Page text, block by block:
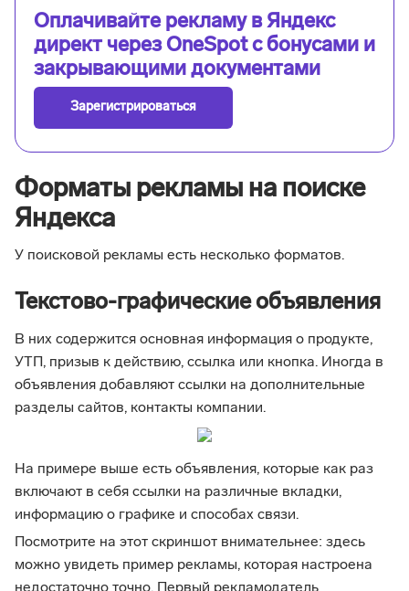
Оплачивайте рекламу в Яндекс
директ через OneSpot с бонусами и
закрывающими документами
Зарегистрироваться
Форматы рекламы на поиске
Яндекса
У поисковой рекламы есть несколько форматов.
Текстово-графические объявления
В них содержится основная информация о продукте,
УТП, призыв к действию, ссылка или кнопка. Иногда в
объявления добавляют ссылки на дополнительные
разделы сайтов, контакты компании.
На примере выше есть объявления, которые как раз
включают в себя ссылки на различные вкладки,
информацию о графике и способах связи.
Посмотрите на этот скриншот внимательнее: здесь
можно увидеть пример рекламы, которая настроена